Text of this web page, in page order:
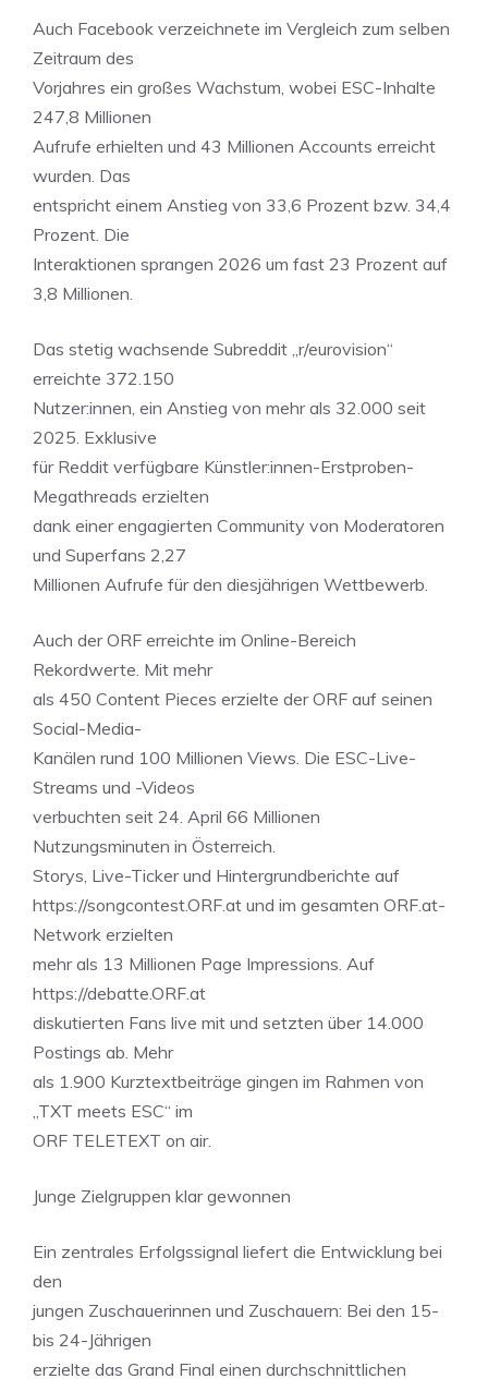
Auch Facebook verzeichnete im Vergleich zum selben
Zeitraum des
Vorjahres ein großes Wachstum, wobei ESC-Inhalte
247,8 Millionen
Aufrufe erhielten und 43 Millionen Accounts erreicht
wurden. Das
entspricht einem Anstieg von 33,6 Prozent bzw. 34,4
Prozent. Die
Interaktionen sprangen 2026 um fast 23 Prozent auf
3,8 Millionen.
Das stetig wachsende Subreddit „r/eurovision“
erreichte 372.150
Nutzer:innen, ein Anstieg von mehr als 32.000 seit
2025. Exklusive
für Reddit verfügbare Künstler:innen-Erstproben-
Megathreads erzielten
dank einer engagierten Community von Moderatoren
und Superfans 2,27
Millionen Aufrufe für den diesjährigen Wettbewerb.
Auch der ORF erreichte im Online-Bereich
Rekordwerte. Mit mehr
als 450 Content Pieces erzielte der ORF auf seinen
Social-Media-
Kanälen rund 100 Millionen Views. Die ESC-Live-
Streams und -Videos
verbuchten seit 24. April 66 Millionen
Nutzungsminuten in Österreich.
Storys, Live-Ticker und Hintergrundberichte auf
https://songcontest.ORF.at und im gesamten ORF.at-
Network erzielten
mehr als 13 Millionen Page Impressions. Auf
https://debatte.ORF.at
diskutierten Fans live mit und setzten über 14.000
Postings ab. Mehr
als 1.900 Kurztextbeiträge gingen im Rahmen von
„TXT meets ESC“ im
ORF TELETEXT on air.
Junge Zielgruppen klar gewonnen
Ein zentrales Erfolgssignal liefert die Entwicklung bei
den
jungen Zuschauerinnen und Zuschauern: Bei den 15-
bis 24-Jährigen
erzielte das Grand Final einen durchschnittlichen